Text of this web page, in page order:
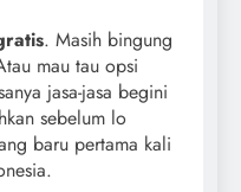
. Masih bingung
mau tau opsi
jasa-jasa begini
sebelum lo
baru pertama kali